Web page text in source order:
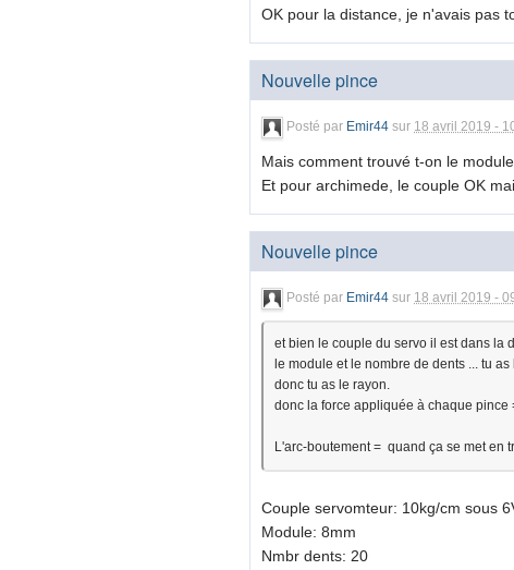
OK pour la distance, je n'avais pas
Nouvelle pince
Posté par Emir44 sur 18 avril 2019 -
Mais comment trouvé t-on le
Et pour archimede, le couple OK
Nouvelle pince
Posté par Emir44 sur 18 avril 2019 -
et bien le couple du servo il est dans la
le module et le nombre de dents ... tu
donc tu as le rayon.
donc la force appliquée à chaque pince
L'arc-boutement = quand ça se met en
Couple servomteur: 10kg/cm sous
Module: 8mm
Nmbr dents: 20